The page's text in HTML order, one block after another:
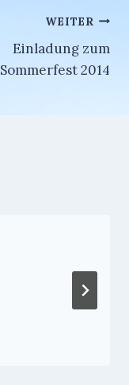
WEITER
Einladung zum
Sommerfest 2014